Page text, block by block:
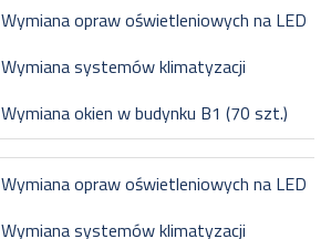
Wymiana opraw oświetleniowych na LED
Wymiana systemów klimatyzacji
Wymiana okien w budynku B1 (70 szt.)
Wymiana opraw oświetleniowych na LED
Wymiana systemów klimatyzacji